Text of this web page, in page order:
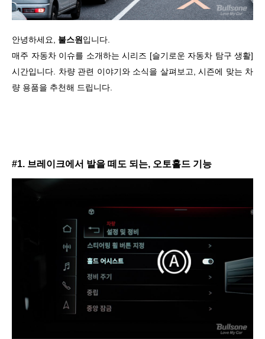
안녕하세요, 불스원 입니다.
매주 자동차 이슈를 소개하는 시리즈 [슬기로운 자동차 탐구 생활]
시간입니다. 차량 관련 이야기와 소식을 살펴보고, 시즌에 맞는 차
량 용품을 추천해 드립니다.
#1. 브레이크에서 발을 떼도 되는, 오토홀드 기능